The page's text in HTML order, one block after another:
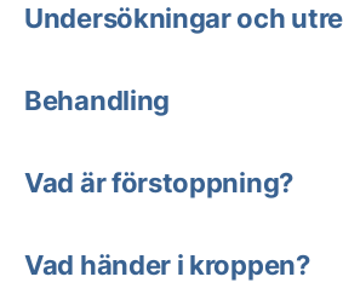
Undersökningar och
Behandling
Vad är förstoppning?
Vad händer i kroppen?